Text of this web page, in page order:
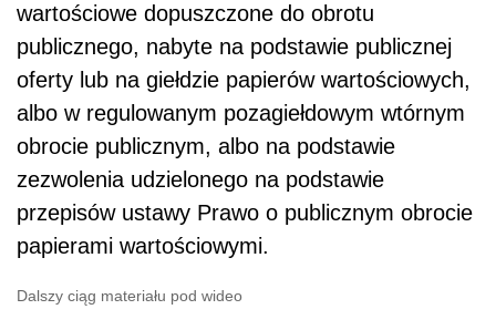
wartościowe dopuszczone do obrotu
publicznego, nabyte na podstawie publicznej
oferty lub na giełdzie papierów wartościowych,
albo w regulowanym pozagiełdowym wtórnym
obrocie publicznym, albo na podstawie
zezwolenia udzielonego na podstawie
przepisów ustawy Prawo o publicznym obrocie
papierami wartościowymi.
Dalszy ciąg materiału pod wideo